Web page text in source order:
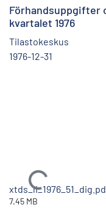
Förhandsuppgifter
kvartalet 1976
Tilastokeskus
1976-12-31
Ladataan...
7.45 MB